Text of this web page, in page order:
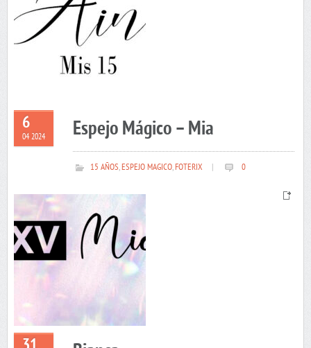
6
04 2024 Espejo Mágico – Mia
15 AÑOS,ESPEJO MAGICO,FOTERIX 0